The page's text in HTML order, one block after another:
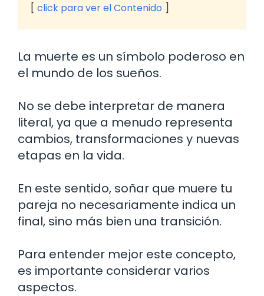
click para ver el Contenido
La muerte es un símbolo poderoso en
el mundo de los sueños.
No se debe interpretar de manera
literal, ya que a menudo representa
cambios, transformaciones y nuevas
etapas en la vida.
En este sentido, soñar que muere tu
pareja no necesariamente indica un
final, sino más bien una transición.
Para entender mejor este concepto,
es importante considerar varios
aspectos.